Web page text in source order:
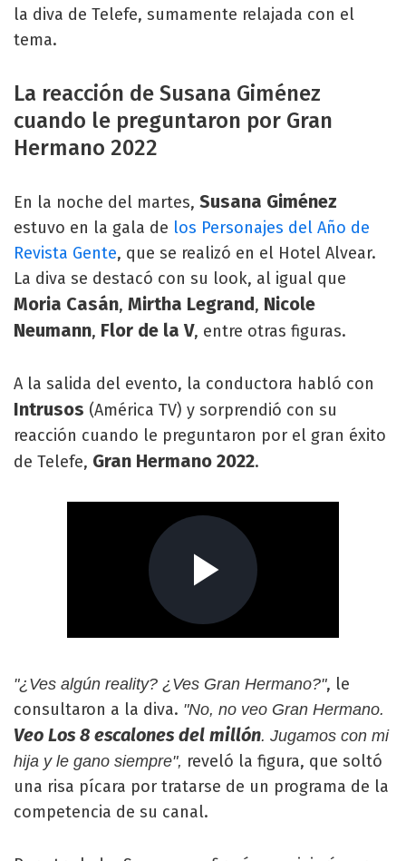
la diva de Telefe, sumamente relajada con el
tema.
La reacción de Susana Giménez
cuando le preguntaron por Gran
Hermano 2022
En la noche del martes, Susana Giménez
estuvo en la gala de los Personajes del Año de
Revista Gente, que se realizó en el Hotel Alvear.
La diva se destacó con su look, al igual que
Moria Casán, Mirtha Legrand, Nicole
Neumann, Flor de la V, entre otras figuras.
A la salida del evento, la conductora habló con
Intrusos (América TV) y sorprendió con su
reacción cuando le preguntaron por el gran éxito
de Telefe, Gran Hermano 2022.
"¿Ves algún reality? ¿Ves Gran Hermano?", le
consultaron a la diva. "No, no veo Gran Hermano.
Veo Los 8 escalones del millón. Jugamos con mi
hija y le gano siempre", reveló la figura, que soltó
una risa pícara por tratarse de un programa de la
competencia de su canal.